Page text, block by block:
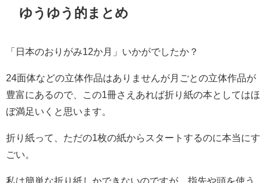
ゆうゆう的まとめ
「日本のおりがみ12か月」いかがでしたか？
24面体などの立体作品はありませんが月ごとの立体作品が
豊富にあるので、この1冊さえあれば折り紙の本としてはほ
ぼ満足いくと思います。
折り紙って、ただの1枚の紙からスタートするのに本当にす
ごい。
私は簡単な折り紙しかできないのですが、指先や頭を使う